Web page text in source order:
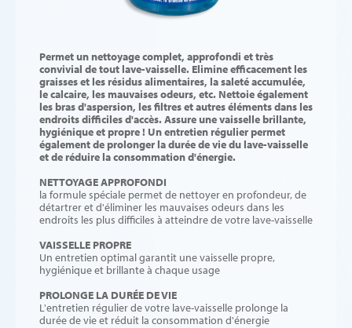
Permet un nettoyage complet, approfondi et très
convivial de tout lave-vaisselle. Elimine efficacement les
graisses et les résidus alimentaires, la saleté accumulée,
le calcaire, les mauvaises odeurs, etc. Nettoie également
les bras d'aspersion, les filtres et autres éléments dans les
endroits difficiles d'accès. Assure une vaisselle brillante,
hygiénique et propre ! Un entretien régulier permet
également de prolonger la durée de vie du lave-vaisselle
et de réduire la consommation d'énergie.
NETTOYAGE APPROFONDI
la formule spéciale permet de nettoyer en profondeur, de
détartrer et d'éliminer les mauvaises odeurs dans les
endroits les plus difficiles à atteindre de votre lave-vaisselle
VAISSELLE PROPRE
Un entretien optimal garantit une vaisselle propre,
hygiénique et brillante à chaque usage
PROLONGE LA DURÉE DE VIE
L'entretien régulier de votre lave-vaisselle prolonge la
durée de vie et réduit la consommation d'énergie